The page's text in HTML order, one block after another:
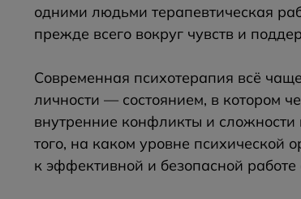
одними людьми терапевтическая
прежде всего вокруг чувств и
Современная психотерапия всё
личности — состоянием, в котором
внутренние конфликты и
того, на каком уровне психической
к эффективной и безопасной работе